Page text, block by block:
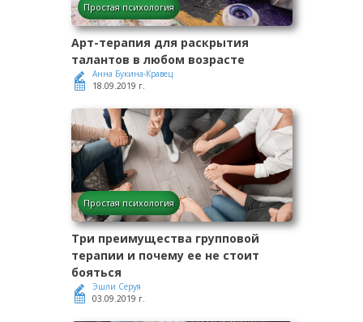
Простая психология
Арт-терапия для раскрытия
талантов в любом возрасте
Анна Букина-Кравец
18.09.2019 г.
Простая психология
Три преимущества групповой
терапии и почему ее не стоит
бояться
Эшли Серуя
03.09.2019 г.